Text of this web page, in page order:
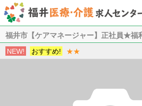
福井市【ケアマネージャー】正社員★
NEW! おすすめ! ★★